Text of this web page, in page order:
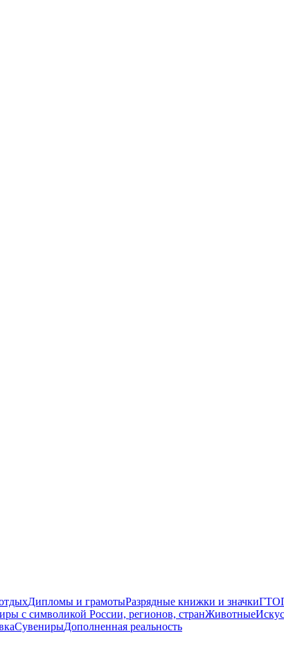
Дипломы и грамотыРазрядные книжки и значкиГТО
с символикой России, регионов, странЖивотные
СувенирыДополненная реальность